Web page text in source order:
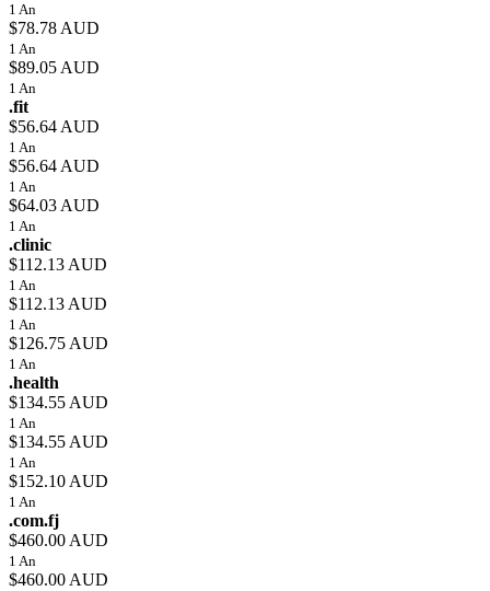
1 An
$78.78 AUD
1 An
$89.05 AUD
1 An
.fit
$56.64 AUD
1 An
$56.64 AUD
1 An
$64.03 AUD
1 An
.clinic
$112.13 AUD
1 An
$112.13 AUD
1 An
$126.75 AUD
1 An
.health
$134.55 AUD
1 An
$134.55 AUD
1 An
$152.10 AUD
1 An
.com.fj
$460.00 AUD
1 An
$460.00 AUD